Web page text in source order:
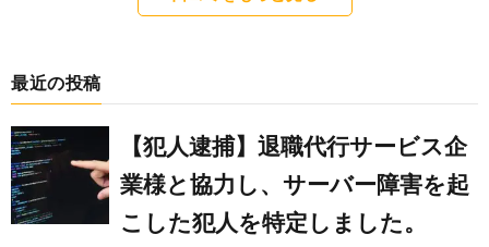
最近の投稿
【犯人逮捕】退職代行サービス企
業様と協力し、サーバー障害を起
こした犯人を特定しました。